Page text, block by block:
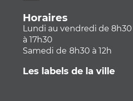
Horaires
Lundi au vendredi de 8h30
à 17h30
Samedi de 8h30 à 12h
Les labels de la ville